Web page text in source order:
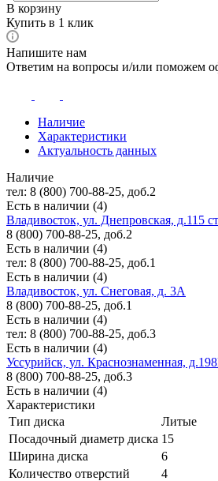
В корзину
Купить в 1 клик
Напишите нам
Ответим на вопросы и/или поможем
Наличие
Характеристики
Актуальность данных
Наличие
тел: 8 (800) 700-88-25, доб.2
Есть в наличии (4)
Владивосток, ул. Днепровская, д.115
8 (800) 700-88-25, доб.2
Есть в наличии (4)
тел: 8 (800) 700-88-25, доб.1
Есть в наличии (4)
Владивосток, ул. Снеговая, д. 3А
8 (800) 700-88-25, доб.1
Есть в наличии (4)
тел: 8 (800) 700-88-25, доб.3
Есть в наличии (4)
Уссурийск, ул. Краснознаменная,
8 (800) 700-88-25, доб.3
Есть в наличии (4)
Характеристики
Тип диска
Литые
Посадочный диаметр диска 15
Ширина диска
6
Количество отверстий
4